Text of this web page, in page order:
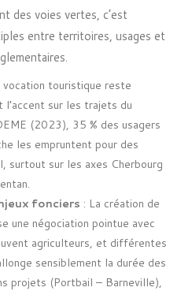
des voies vertes, c’est
entre territoires, usages et
vocation touristique reste
sur les trajets du
(2023), 35 % des usagers
les empruntent pour des
surtout sur les axes Cherbourg
fonciers : La création de
une négociation pointue avec
agriculteurs, et différentes
sensiblement la durée des
projets (Portbail – Barneville),